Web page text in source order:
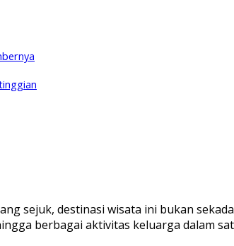
sejuk, destinasi wisata ini bukan
berbagai aktivitas keluarga dalam